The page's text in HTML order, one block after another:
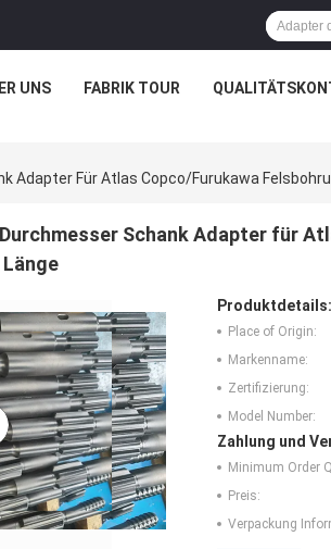
UNS FABRIK TOUR
Adapter Für Atlas Copco/Furukawa
Durchmesser Schank Adapter für
Länge
Produktdetails:
Place of Origin:
Markenname:
Zertifizierung:
Model Number:
Zahlung und
Minimum Order
Preis:
Verpackung